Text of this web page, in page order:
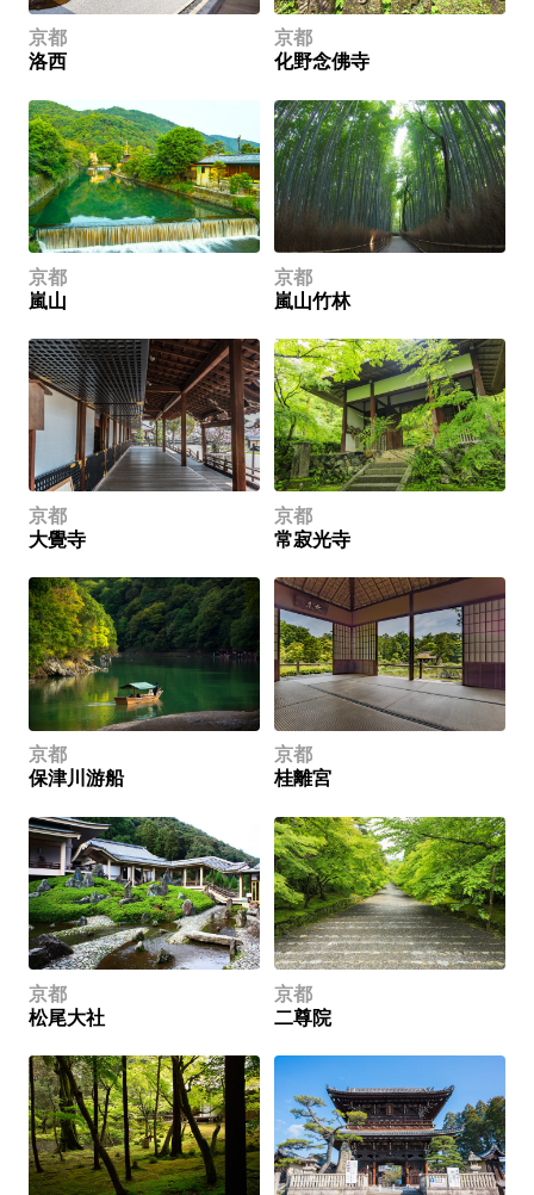
京都
洛西
京都
化野念佛寺
京都
嵐山
京都
嵐山竹林
京都
大覺寺
京都
常寂光寺
京都
保津川游船
京都
桂離宮
京都
松尾大社
京都
二尊院